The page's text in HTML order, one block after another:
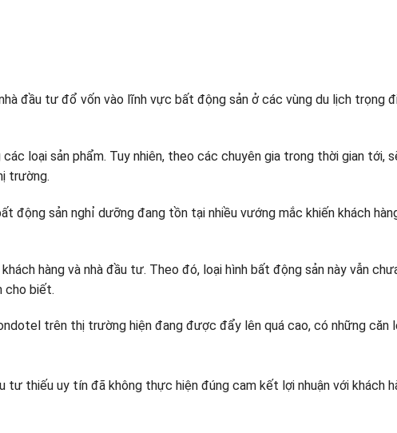
đầu tư đổ vốn vào lĩnh vực bất động sản ở các vùng du lịch trọng
loại sản phẩm. Tuy nhiên, theo các chuyên gia trong thời gian tới,
trường.
động sản nghỉ dưỡng đang tồn tại nhiều vướng mắc khiến khách
hàng và nhà đầu tư. Theo đó, loại hình bất động sản này vẫn
cho biết.
trên thị trường hiện đang được đẩy lên quá cao, có những căn
thiếu uy tín đã không thực hiện đúng cam kết lợi nhuận với khách